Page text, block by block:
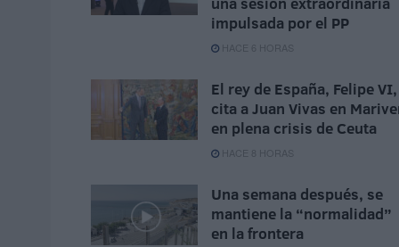
impulsada por el PP
HACE 6 HORAS
El rey de España, Felipe VI,
cita a Juan Vivas en
en plena crisis de Ceuta
HACE 8 HORAS
Una semana después, se
mantiene la “normalidad”
en la frontera